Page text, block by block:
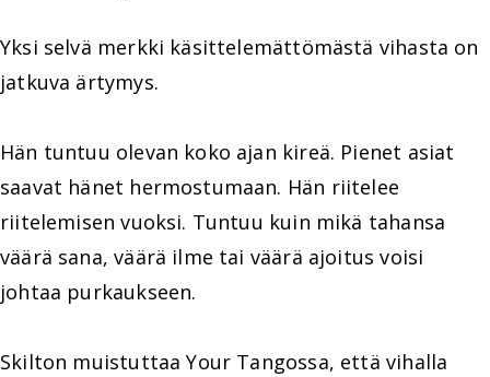
Yksi selvä merkki käsittelemättömästä vihasta on
jatkuva ärtymys.
Hän tuntuu olevan koko ajan kireä. Pienet asiat
saavat hänet hermostumaan. Hän riitelee
riitelemisen vuoksi. Tuntuu kuin mikä tahansa
väärä sana, väärä ilme tai väärä ajoitus voisi
johtaa purkaukseen.
Skilton muistuttaa Your Tangossa, että vihalla